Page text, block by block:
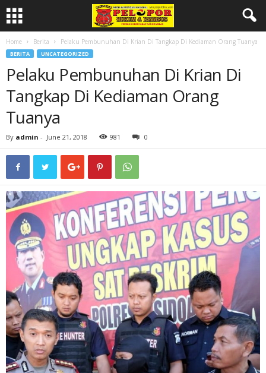
Home Berita Pelaku Pembunuhan Di Krian Di Tangkap Di Kediaman Orang Tuanya
BERITA UNCATEGORIZED
Pelaku Pembunuhan Di Krian Di
Tangkap Di Kediaman Orang
Tuanya
By admin - June 21, 2018 981 0